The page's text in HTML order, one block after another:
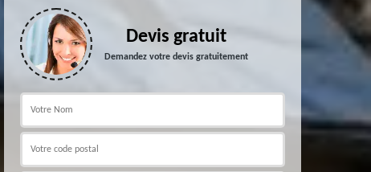
Devis gratuit
Demandez votre devis gratuitement